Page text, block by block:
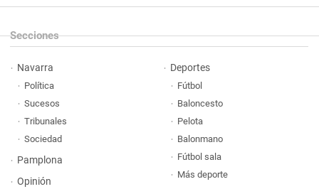
Secciones
Navarra
Política
Sucesos
Tribunales
Sociedad
Pamplona
Opinión
Deportes
Fútbol
Baloncesto
Pelota
Balonmano
Fútbol sala
Más deporte